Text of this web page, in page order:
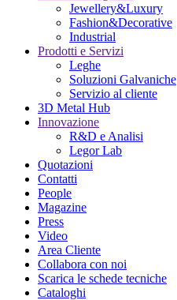
Jewellery&Luxury
Fashion&Decorative
Industrial
Prodotti e Servizi
Leghe
Soluzioni Galvaniche
Servizio al cliente
3D Metal Hub
Innovazione
R&D e Analisi
Legor Lab
Quotazioni
Contatti
People
Magazine
Press
Video
Area Cliente
Collabora con noi
Scarica le schede tecniche
Cataloghi